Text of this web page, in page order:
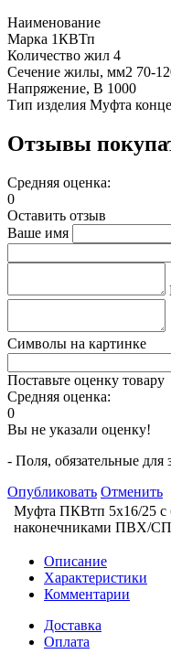
Наименование
Марка 1КВТп
Количество жил 4
Сечение жилы, мм2 70-
Напряжение, В 1000
Тип изделия Муфта
Отзывы
Средняя оценка:
0
Оставить отзыв
Ваше имя
Символы на картинке
Поставьте оценку товару
Средняя оценка:
0
Вы не указали оценку!
- Поля, обязательные для
Опубликовать Отменить
Муфта ПКВтп 5х16/25 с
наконечниками ПВХ/
Описание
Характеристики
Комментарии
Доставка
Оплата